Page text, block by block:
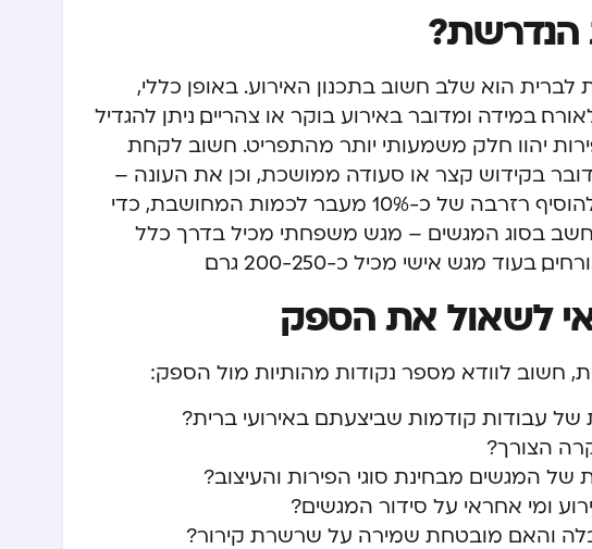
הוא שלב חשוב בתכנון האירוע. באופן כללי,
200 גרם פירות לאורח. במידה ומדובר באירוע בוקר או צהריים, ניתן להגדיל
שכן הפירות יהוו חלק משמעותי יותר מהתפריט. חשוב לקחת
בקידוש קצר או סעודה ממושכת, וכן את העונה –
בקיץ נוטים לצרוך יותר פירות. מומלץ להוסיף רזרבה של כ-10% מעבר לכמות המחושבת, כדי
בסוג המגשים – מגש משפחתי מכיל בדרך כלל
לשאול את הספק
חשוב לוודא מספר נקודות מהותיות מול הספק:
של עבודות קודמות שביצעתם באירועי ברית?
הצורך?
המגשים מבחינת סוגי הפירות והעיצוב?
ומי אחראי על סידור המגשים?
והאם מובטחת שמירה על שרשרת קירור?